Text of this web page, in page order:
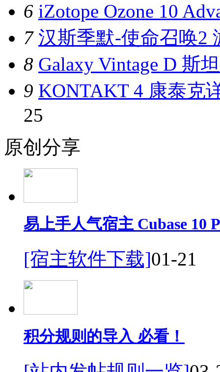
6 iZotope Ozone 10
7 汉斯季默-使命召唤2
8 Galaxy Vintage D 斯
9 KONTAKT 4 康泰克
25
原创分享
易上手人气宿主 Cubase 10
[宿主软件下载]01-21
积分规则的导入 必看！